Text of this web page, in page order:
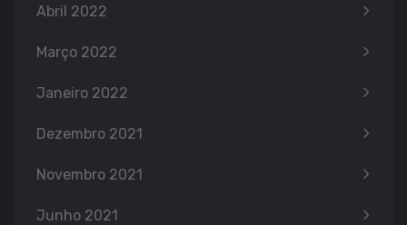
Abril 2022
Março 2022
Janeiro 2022
Dezembro 2021
Novembro 2021
Junho 2021